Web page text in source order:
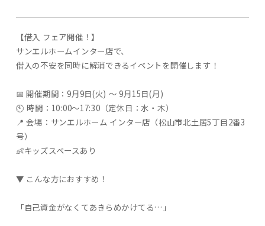
【借入 フェア開催！】
サンエルホームインター店で、
借入の不安を同時に解消できるイベントを開催します！
📅 開催期間：9月9日(火) ～ 9月15日(月)
🕙 時間：10:00～17:30（定休日：水・木）
📍 会場：サンエルホーム インター店（松山市北土居5丁目2番3
号）
👶キッズスペースあり
▼ こんな方におすすめ！
「自己資金がなくてあきらめかけてる…」